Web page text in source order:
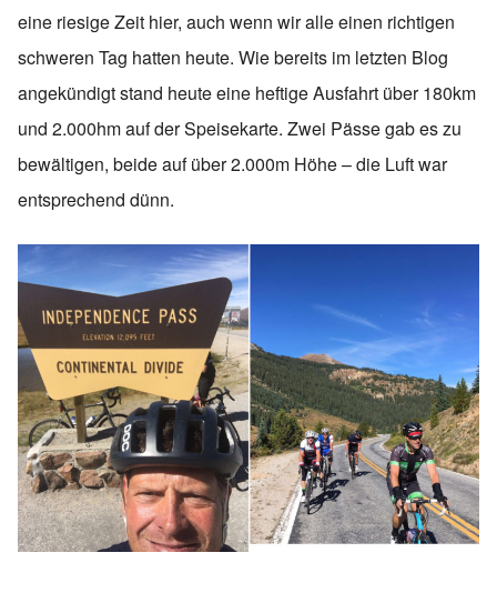
eine riesige Zeit hier, auch wenn wir alle einen richtigen
schweren Tag hatten heute. Wie bereits im letzten Blog
angekündigt stand heute eine heftige Ausfahrt über 180km
und 2.000hm auf der Speisekarte. Zwei Pässe gab es zu
bewältigen, beide auf über 2.000m Höhe – die Luft war
entsprechend dünn.